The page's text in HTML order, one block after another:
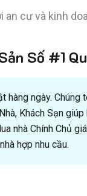
cư và kinh
Số #1
ngày.
Khách Sạn
nhà Chính Chủ
hợp nhu cầu.